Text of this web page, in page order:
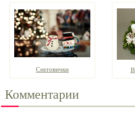
Снеговички
Комментарии